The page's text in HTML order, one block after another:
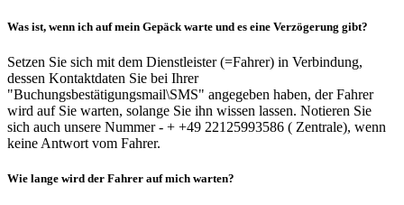
Was ist, wenn ich auf mein Gepäck warte und es eine Verzögerung gibt?
Setzen Sie sich mit dem Dienstleister (=Fahrer) in Verbindung,
dessen Kontaktdaten Sie bei Ihrer
"Buchungsbestätigungsmail\SMS" angegeben haben, der Fahrer
wird auf Sie warten, solange Sie ihn wissen lassen. Notieren Sie
sich auch unsere Nummer - + +49 22125993586 ( Zentrale), wenn
keine Antwort vom Fahrer.
Wie lange wird der Fahrer auf mich warten?